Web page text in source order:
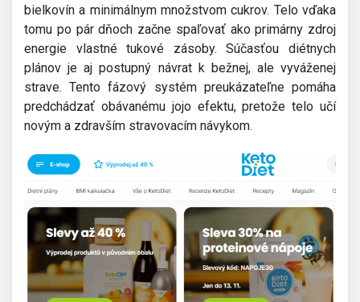
bielkovín a minimálnym množstvom cukrov. Telo vďaka
tomu po pár dňoch začne spaľovať ako primárny zdroj
energie vlastné tukové zásoby. Súčasťou diétnych
plánov je aj postupný návrat k bežnej, ale vyváženej
strave. Tento fázový systém preukázateľne pomáha
predchádzať obávanému jojo efektu, pretože telo učí
novým a zdravším stravovacím návykom.